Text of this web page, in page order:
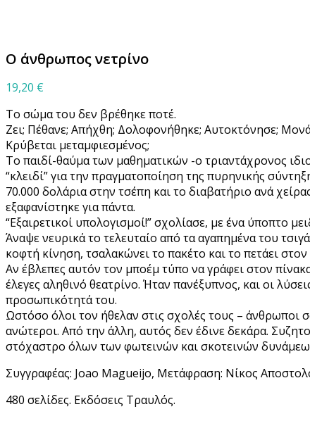
Ο άνθρωπος νετρίνο
19,20 €
Το σώμα του δεν βρέθηκε ποτέ.
Ζει; Πέθανε; Απήχθη; Δολοφονήθηκε; Αυτοκτόνησε;
Κρύβεται μεταμφιεσμένος;
Το παιδί-θαύμα των μαθηματικών -ο τριαντάχρονος
“κλειδί” για την πραγματοποίηση της πυρηνικής
70.000 δολάρια στην τσέπη και το διαβατήριο ανά
εξαφανίστηκε για πάντα.
“Εξαιρετικοί υπολογισμοί!” σχολίασε, με ένα ύποπτο
Άναψε νευρικά το τελευταίο από τα αγαπημένα του
κοφτή κίνηση, τσαλακώνει το πακέτο και το πετάει
Αν έβλεπες αυτόν τον μποέμ τύπο να γράφει στον
έλεγες αληθινό θεατρίνο. Ήταν πανέξυπνος, και οι
προσωπικότητά του.
Ωστόσο όλοι τον ήθελαν στις σχολές τους – άνθρωποι
ανώτεροι. Από την άλλη, αυτός δεν έδινε δεκάρα.
στόχαστρο όλων των φωτεινών και σκοτεινών
Συγγραφέας: Joao Magueijo, Μετάφραση: Νίκος
480 σελίδες. Εκδόσεις Τραυλός.